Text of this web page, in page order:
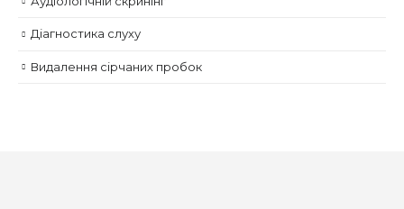
Діагностика слуху
Видалення сірчаних пробок